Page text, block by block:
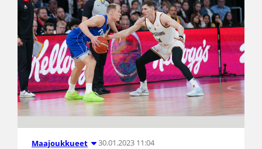
Maajoukkueet 30.01.2023 11:04